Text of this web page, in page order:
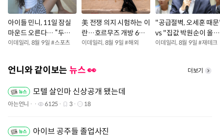
아이들 민니, 11일 잠실
마운드 오른다… “두산
승리 이끄는 퀸카 될게
이데일리 , 8월 9일 #스포츠
美 전쟁 의지 시험하는 이
란…호르무즈 개방 6대
조건 제시(종합)
이데일리 , 8월 9일 #해외
"공급절벽, 오세훈 때
vs "집값 박원순이 올
려"…與·吳 '네 탓 공
이데일리 , 8월 9일 #재테크
언니와 같이보는 뉴스 👀 더보기
모텔 살인마 신상공개 됐는데
아는언니 6125 3 18
아이브 공주들 졸업사진